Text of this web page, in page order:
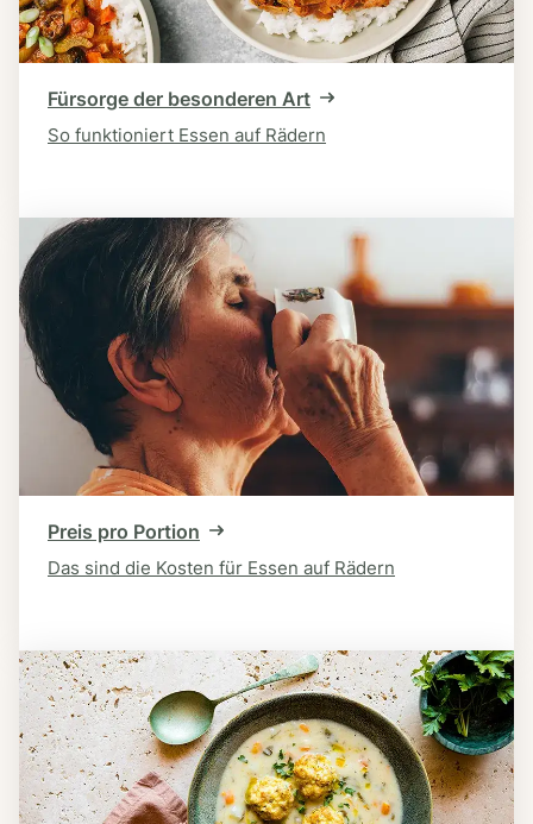
Fürsorge der besonderen Art
So funktioniert Essen auf Rädern
Preis pro Portion
Das sind die Kosten für Essen auf Rädern